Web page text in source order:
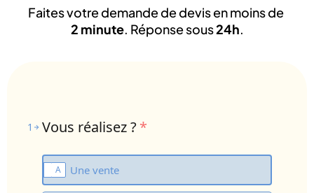
Faites votre demande de devis en moins de
2 minute. Réponse sous24h.